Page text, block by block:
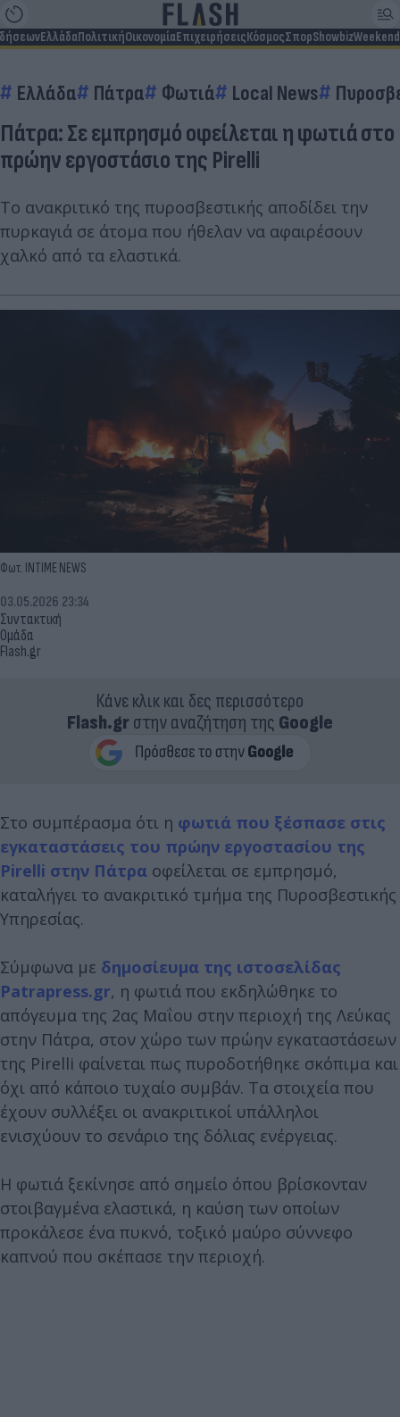
ΕλλάδαΠολιτικήΟικονομίαΕπιχειρήσειςΚόσμοςΣπορShowbizWeekend
Ελλάδα Πάτρα Φωτιά Local News
Πάτρα: Σε εμπρησμό οφείλεται η φωτιά στο
πρώην εργοστάσιο της Pirelli
Το ανακριτικό της πυροσβεστικής αποδίδει την
πυρκαγιά σε άτομα που ήθελαν να αφαιρέσουν
χαλκό από τα ελαστικά.
Φωτ. INTIME NEWS
Συντακτική
Ομάδα
Flash.gr
03.05.2026 23:34
Κάνε κλικ και δες περισσότερο
Flash.grστην αναζήτηση της Google
Στο συμπέρασμα ότι η φωτιά που ξέσπασε στις
εγκαταστάσεις του πρώην εργοστασίου της
Pirelli στην Πάτρα οφείλεται σε εμπρησμό,
καταλήγει το ανακριτικό τμήμα της Πυροσβεστικής
Υπηρεσίας.
Σύμφωνα με δημοσίευμα της ιστοσελίδας
Patrapress.gr, η φωτιά που εκδηλώθηκε το
απόγευμα της 2ας Μαΐου στην περιοχή της Λεύκας
στην Πάτρα, στον χώρο των πρώην εγκαταστάσεων
της Pirelli φαίνεται πως πυροδοτήθηκε σκόπιμα και
όχι από κάποιο τυχαίο συμβάν. Τα στοιχεία που
έχουν συλλέξει οι ανακριτικοί υπάλληλοι
ενισχύουν το σενάριο της δόλιας ενέργειας.
Η φωτιά ξεκίνησε από σημείο όπου βρίσκονταν
στοιβαγμένα ελαστικά, η καύση των οποίων
προκάλεσε ένα πυκνό, τοξικό μαύρο σύννεφο
καπνού που σκέπασε την περιοχή.